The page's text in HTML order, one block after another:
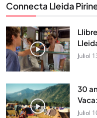
Connecta Lleida
Juliol
30
Juliol